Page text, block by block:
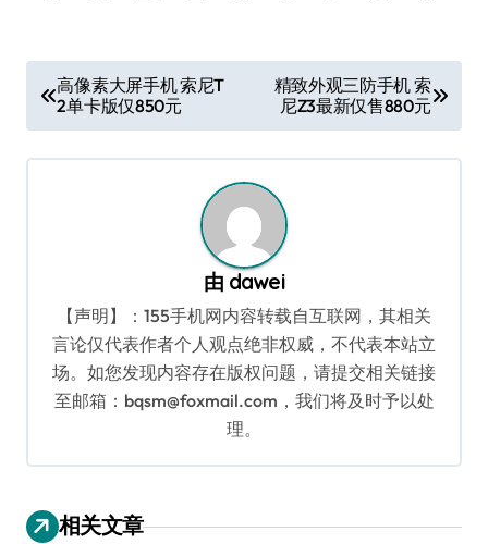
章
导
高像素大屏手机 索尼T
2单卡版仅850元
精致外观三防手机 索
尼Z3最新仅售880元
由 dawei
【声明】：155手机网内容转载自互联网，其相关
言论仅代表作者个人观点绝非权威，不代表本站立
场。如您发现内容存在版权问题，请提交相关链接
至邮箱：bqsm@foxmail.com，我们将及时予以处
理。
相关文章